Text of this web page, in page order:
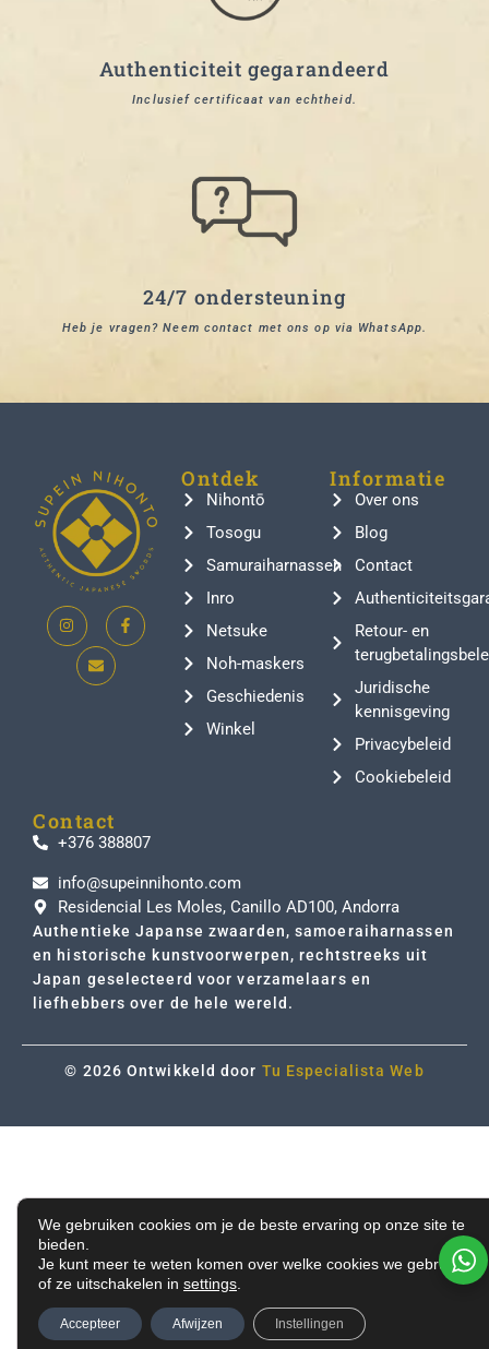
Authenticiteit gegarandeerd
Inclusief certificaat van echtheid.
24/7 ondersteuning
Heb je vragen? Neem contact met ons op via WhatsApp.
Ontdek
Nihontō
Tosogu
Samuraiharnassen
Inro
Netsuke
Noh-maskers
Geschiedenis
Winkel
Informatie
Over ons
Blog
Contact
Retour- en
Juridische
kennisgeving
Privacybeleid
Cookiebeleid
Contact
+376 388807
info@supeinnihonto.com
Residencial Les Moles, Canillo AD100, Andorra
Authentieke Japanse zwaarden, samoeraiharnassen
en historische kunstvoorwerpen, rechtstreeks uit
Japan geselecteerd voor verzamelaars en
liefhebbers over de hele wereld.
© 2026 Ontwikkeld door Tu Especialista Web
We gebruiken cookies om je de beste ervaring op onze site te
bieden.
Je kunt meer te weten komen over welke cookies we gebruiken
of ze uitschakelen in settings
Accepteer Afwijzen Instellingen